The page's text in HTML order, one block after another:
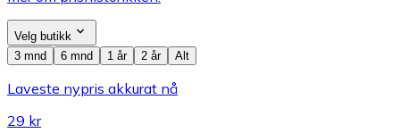
Velg butikk
3 mnd
6 mnd 1 år 2 år Alt
Laveste nypris akkurat nå
29 kr